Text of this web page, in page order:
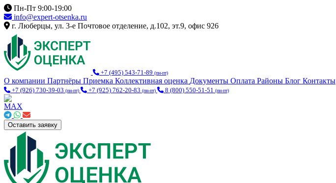
Пн-Пт 9:00-19:00
info@expert-otsenka.ru
г. Люберцы, ул. 3-е Почтовое отделение, д.102, эт.9, офис 926
+7 (495) 543-71-89 (пн-пт)
О компании Партнёры Приемка Коллективная оценка Документы Оплата Районы Блог Контакты
+7 (926) 730-39-03 (пн-пт) +7 (925) 762-20-83 (пн-пт) 8 (800) 550-51-51 (пн-пт)
Оставить заявку